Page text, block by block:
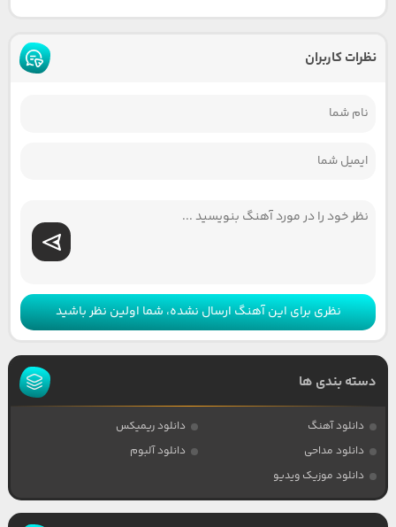
نظرات کاربران
نظری برای این آهنگ ارسال نشده، شما اولین نظر باشید
دسته بندی ها
دانلود آهنگ
دانلود ریمیکس
دانلود مداحی
دانلود آلبوم
دانلود موزیک ویدیو